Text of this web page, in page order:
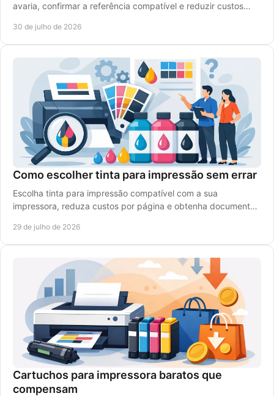
avaria, confirmar a referência compatível e reduzir custos
30 de julho de 2026
Como escolher tinta para impressão sem errar
Escolha tinta para impressão compatível com a sua
impressora, reduza custos por página e obtenha documentos
29 de julho de 2026
Cartuchos para impressora baratos que
compensam